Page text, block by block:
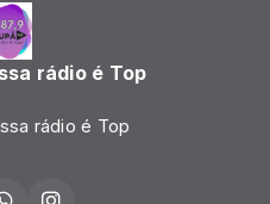
rádio é Top
rádio é Top